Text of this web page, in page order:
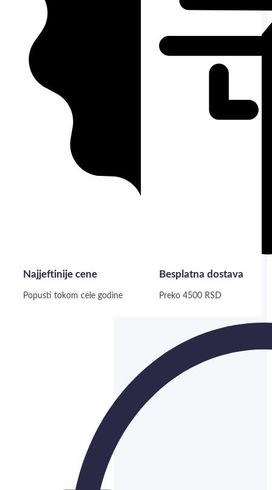
Najjeftinije cene
Popusti tokom cele godine
Besplatna dostava
Preko 4500 RSD